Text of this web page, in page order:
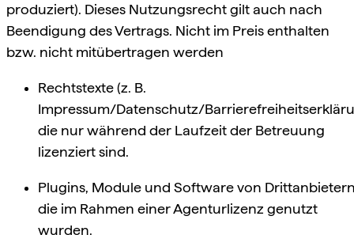
produziert). Dieses Nutzungsrecht gilt auch nach
Beendigung des Vertrags. Nicht im Preis enthalten
bzw. nicht mitübertragen werden
Rechtstexte (z. B.
Impressum/Datenschutz/
die nur während der Laufzeit der Betreuung
lizenziert sind.
Plugins, Module und Software von
die im Rahmen einer Agenturlizenz genutzt
wurden.